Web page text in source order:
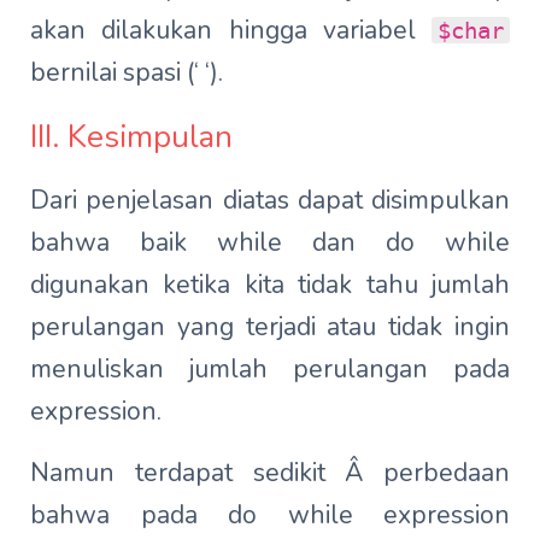
akan dilakukan hingga variabel
$char
bernilai spasi (‘ ‘).
III. Kesimpulan
Dari penjelasan diatas dapat disimpulkan
bahwa baik while dan do while
digunakan ketika kita tidak tahu jumlah
perulangan yang terjadi atau tidak ingin
menuliskan jumlah perulangan pada
expression.
Namun terdapat sedikit Â perbedaan
bahwa pada do while expression